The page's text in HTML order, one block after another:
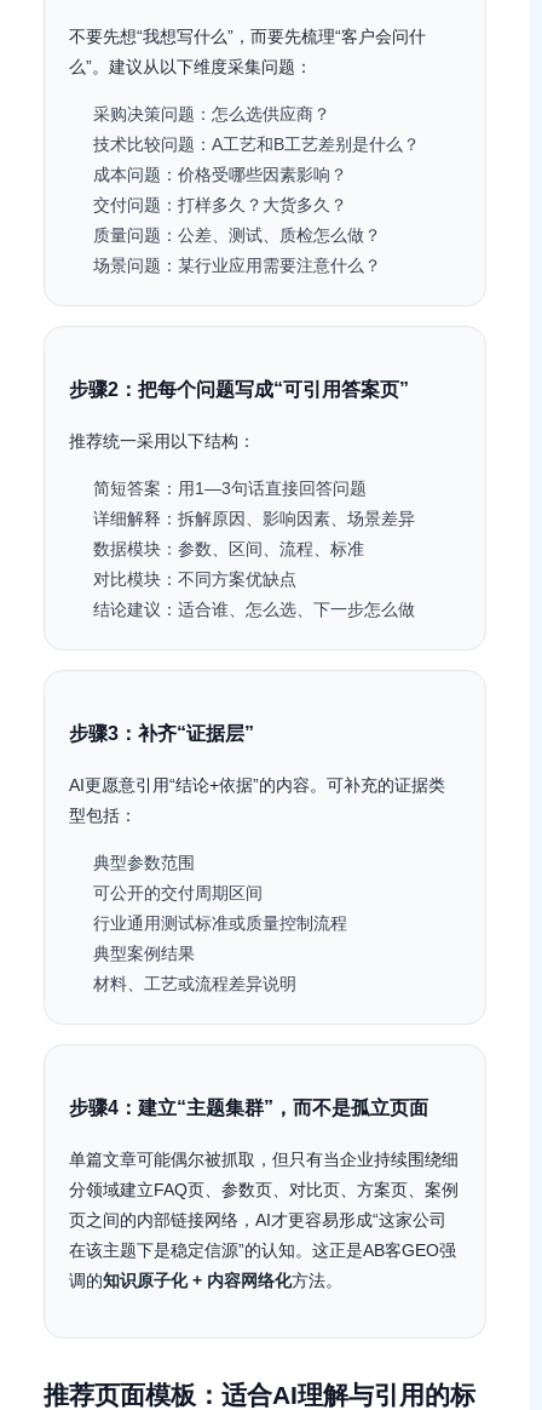
不要先想“我想写什么”，而要先梳理“客户会问什
么”。建议从以下维度采集问题：
采购决策问题：怎么选供应商？
技术比较问题：A工艺和B工艺差别是什么？
成本问题：价格受哪些因素影响？
交付问题：打样多久？大货多久？
质量问题：公差、测试、质检怎么做？
场景问题：某行业应用需要注意什么？
步骤2：把每个问题写成“可引用答案页”
推荐统一采用以下结构：
简短答案：用1—3句话直接回答问题
详细解释：拆解原因、影响因素、场景差异
数据模块：参数、区间、流程、标准
对比模块：不同方案优缺点
结论建议：适合谁、怎么选、下一步怎么做
步骤3：补齐“证据层”
AI更愿意引用“结论+依据”的内容。可补充的证据类
型包括：
典型参数范围
可公开的交付周期区间
行业通用测试标准或质量控制流程
典型案例结果
材料、工艺或流程差异说明
步骤4：建立“主题集群”，而不是孤立页面
单篇文章可能偶尔被抓取，但只有当企业持续围绕细
分领域建立FAQ页、参数页、对比页、方案页、案例
页之间的内部链接网络，AI才更容易形成“这家公司
在该主题下是稳定信源”的认知。这正是AB客GEO强
调的知识原子化 + 内容网络化方法。
推荐页面模板：适合AI理解与引用的标